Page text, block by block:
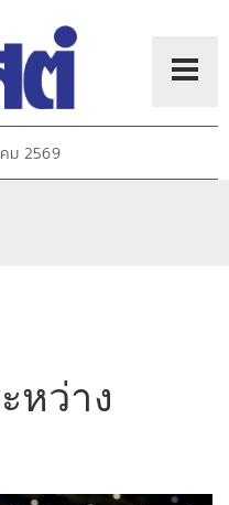
ม 2569
หว่าง